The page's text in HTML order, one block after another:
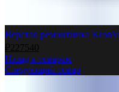
Верстак ремонтника
₽ 227540
Назад к товарам
Следующий товар